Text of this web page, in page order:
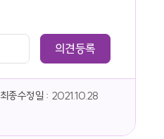
최종수정일 : 2021.10.28